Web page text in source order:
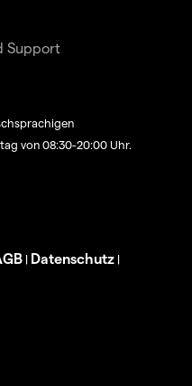
Support
von 08:30-20:00 Uhr.
| Datenschutz |